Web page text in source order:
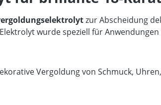
zur Abscheidung
wurde speziell für
Vergoldung von Schmuck,